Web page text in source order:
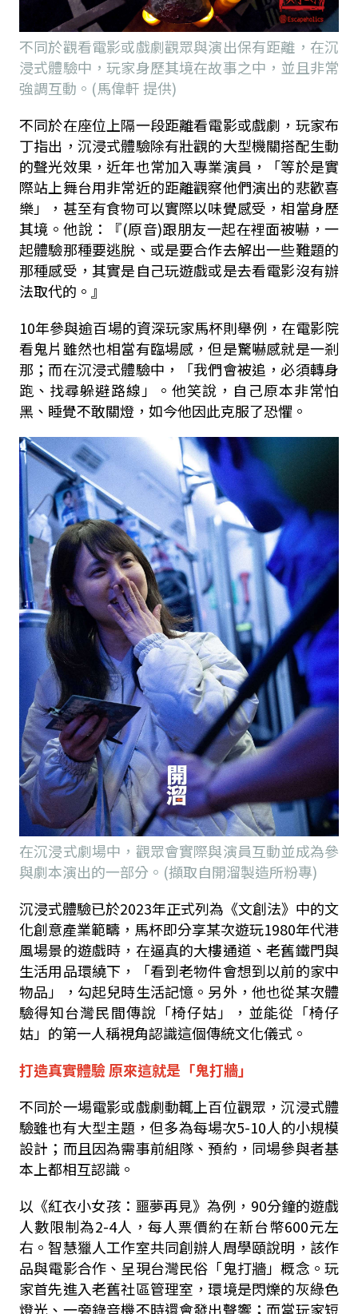
不同於觀看電影或戲劇觀眾與演出保有距離，在沉
浸式體驗中，玩家身歷其境在故事之中，並且非常
強調互動。(馬偉軒 提供)
不同於在座位上隔一段距離看電影或戲劇，玩家布
丁指出，沉浸式體驗除有壯觀的大型機關搭配生動
的聲光效果，近年也常加入專業演員，「等於是實
際站上舞台用非常近的距離觀察他們演出的悲歡喜
樂」，甚至有食物可以實際以味覺感受，相當身歷
其境。他說：『(原音)跟朋友一起在裡面被嚇，一
起體驗那種要逃脫、或是要合作去解出一些難題的
那種感受，其實是自己玩遊戲或是去看電影沒有辦
法取代的。』
10年參與逾百場的資深玩家馬杯則舉例，在電影院
看鬼片雖然也相當有臨場感，但是驚嚇感就是一剎
那；而在沉浸式體驗中，「我們會被追，必須轉身
跑、找尋躲避路線」。他笑說，自己原本非常怕
黑、睡覺不敢關燈，如今他因此克服了恐懼。
在沉浸式劇場中，觀眾會實際與演員互動並成為參
與劇本演出的一部分。(擷取自開溜製造所粉專)
沉浸式體驗已於2023年正式列為《文創法》中的文
化創意產業範疇，馬杯即分享某次遊玩1980年代港
風場景的遊戲時，在逼真的大樓通道、老舊鐵門與
生活用品環繞下，「看到老物件會想到以前的家中
物品」，勾起兒時生活記憶。另外，他也從某次體
驗得知台灣民間傳說「椅仔姑」，並能從「椅仔
姑」的第一人稱視角認識這個傳統文化儀式。
打造真實體驗 原來這就是「鬼打牆」
不同於一場電影或戲劇動輒上百位觀眾，沉浸式體
驗雖也有大型主題，但多為每場次5-10人的小規模
設計；而且因為需事前組隊、預約，同場參與者基
本上都相互認識。
以《紅衣小女孩：噩夢再見》為例，90分鐘的遊戲
人數限制為2-4人，每人票價約在新台幣600元左
右。智慧獵人工作室共同創辦人周學頤說明，該作
品與電影合作、呈現台灣民俗「鬼打牆」概念。玩
家首先進入老舊社區管理室，環境是閃爍的灰綠色
燈光、一旁錄音機不時還會發出聲響；而當玩家短